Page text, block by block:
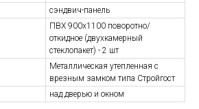
сэндвич-панель
ПВХ 900х1100 поворотно/
откидное (двухкамерный
стеклопакет) - 2 шт
Металлическая утепленная с
врезным замком типа Стройгост
над дверью и окном